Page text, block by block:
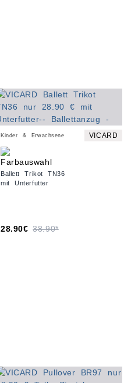
Kinder & Erwachsene VICARD
Ballett Trikot TN36
mit Unterfutter
28.90€ 38.90*